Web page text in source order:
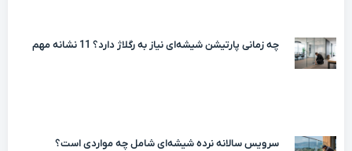
چه زمانی پارتیشن شیشه‌ای نیاز به رگلاژ دارد؟ 11 نشانه مهم
سرویس سالانه نرده شیشه‌ای شامل چه مواردی است؟